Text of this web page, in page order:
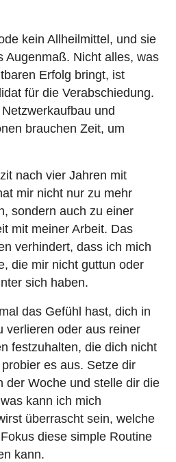
kein Allheilmittel, und sie
Augenmaß. Nicht alles, was
Erfolg bringt, ist
für die Verabschiedung.
und
brauchen Zeit, um
nach vier Jahren mit
mir nicht nur zu mehr
sondern auch zu einer
mit meiner Arbeit. Das
verhindert, dass ich mich
die mir nicht guttun oder
sich haben.
das Gefühl hast, dich in
verlieren oder aus reiner
festzuhalten, die dich nicht
es aus. Setze dir
der Woche und stelle dir die
kann ich mich
überrascht sein, welche
diese simple Routine
kann.